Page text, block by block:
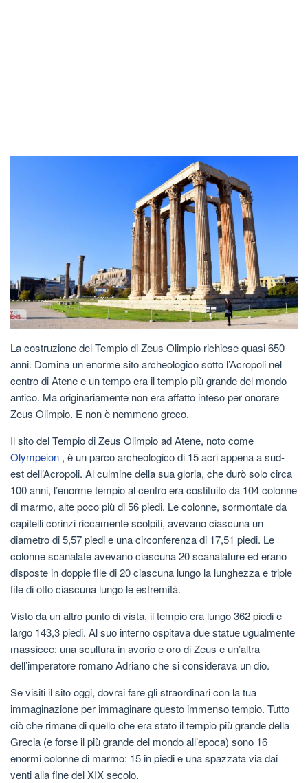
La costruzione del Tempio di Zeus Olimpio richiese quasi 650
anni. Domina un enorme sito archeologico sotto l’Acropoli nel
centro di Atene e un tempo era il tempio più grande del mondo
antico. Ma originariamente non era affatto inteso per onorare
Zeus Olimpio. E non è nemmeno greco.
Il sito del Tempio di Zeus Olimpio ad Atene, noto come
Olympeion , è un parco archeologico di 15 acri appena a sud-
est dell’Acropoli. Al culmine della sua gloria, che durò solo circa
100 anni, l’enorme tempio al centro era costituito da 104 colonne
di marmo, alte poco più di 56 piedi. Le colonne, sormontate da
capitelli corinzi riccamente scolpiti, avevano ciascuna un
diametro di 5,57 piedi e una circonferenza di 17,51 piedi. Le
colonne scanalate avevano ciascuna 20 scanalature ed erano
disposte in doppie file di 20 ciascuna lungo la lunghezza e triple
file di otto ciascuna lungo le estremità.
Visto da un altro punto di vista, il tempio era lungo 362 piedi e
largo 143,3 piedi. Al suo interno ospitava due statue ugualmente
massicce: una scultura in avorio e oro di Zeus e un’altra
dell’imperatore romano Adriano che si considerava un dio.
Se visiti il ​​sito oggi, dovrai fare gli straordinari con la tua
immaginazione per immaginare questo immenso tempio. Tutto
ciò che rimane di quello che era stato il tempio più grande della
Grecia (e forse il più grande del mondo all’epoca) sono 16
enormi colonne di marmo: 15 in piedi e una spazzata via dai
venti alla fine del XIX secolo.